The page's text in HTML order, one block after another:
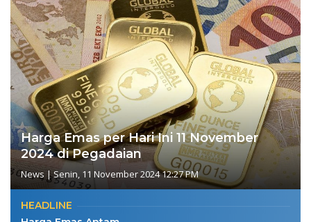
Harga Emas per Hari Ini 11 November
2024 di Pegadaian
News |Senin, 11 November 2024 12:27 PM
HEADLINE